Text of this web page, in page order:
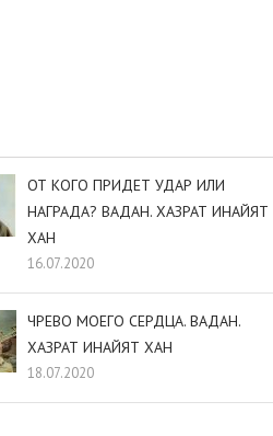
ОТ КОГО ПРИДЕТ УДАР ИЛИ
НАГРАДА? ВАДАН. ХАЗРАТ ИНАЙЯТ
ХАН
16.07.2020
ЧРЕВО МОЕГО СЕРДЦА. ВАДАН.
ХАЗРАТ ИНАЙЯТ ХАН
18.07.2020